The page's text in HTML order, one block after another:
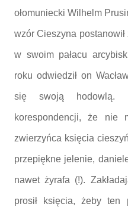
ołomuniecki Wilhelm
wzór Cieszyna
w swoim pałacu
roku odwiedził on
się swoją hodowlą.
korespondencji, że nie
zwierzyńca księcia
przepiękne jelenie,
nawet żyrafa (!).
prosił księcia, żeby ten